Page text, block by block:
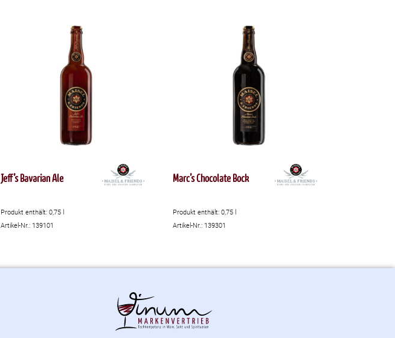
Jeff’s Bavarian Ale
Produkt enthält: 0,75
Artikel-Nr.: 139101
Marc’s Chocolate Bock
Produkt enthält: 0,75
Artikel-Nr.: 139301